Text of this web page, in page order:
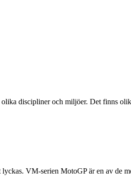
discipliner och miljöer. Det finns
VM-serien MotoGP är en av de